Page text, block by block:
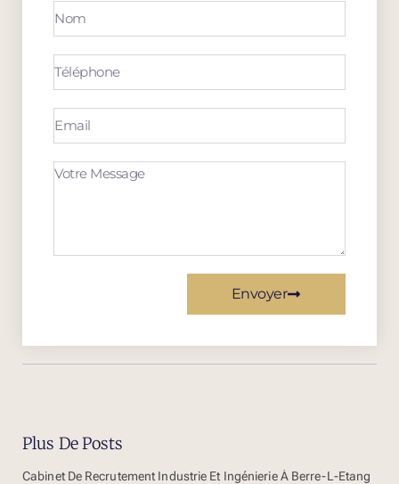
Envoyer
Plus De Posts
Cabinet De Recrutement Industrie Et Ingénierie À Berre-L-Etang